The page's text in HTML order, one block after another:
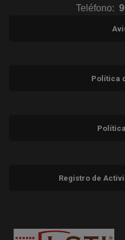
Teléfono:
Política
Registro de